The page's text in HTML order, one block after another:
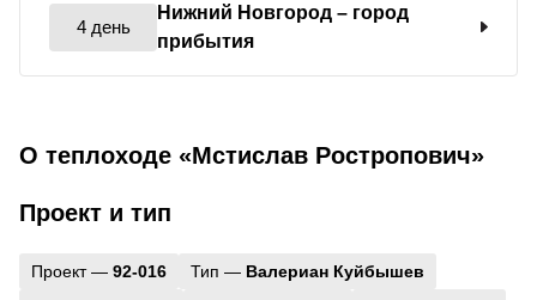
4 день
Нижний Новгород – город
прибытия
О теплоходе «Мстислав Ростропович»
Проект и тип
Проект — 92-016 Тип — Валериан Куйбышев